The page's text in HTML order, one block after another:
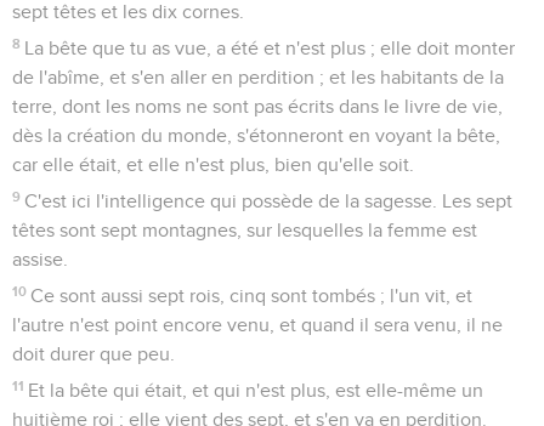
sept têtes et les dix cornes.
8 La bête que tu as vue, a été et n'est plus ; elle doit monter
de l'abîme, et s'en aller en perdition ; et les habitants de la
terre, dont les noms ne sont pas écrits dans le livre de vie,
dès la création du monde, s'étonneront en voyant la bête,
car elle était, et elle n'est plus, bien qu'elle soit.
9 C'est ici l'intelligence qui possède de la sagesse. Les sept
têtes sont sept montagnes, sur lesquelles la femme est
assise.
10 Ce sont aussi sept rois, cinq sont tombés ; l'un vit, et
l'autre n'est point encore venu, et quand il sera venu, il ne
doit durer que peu.
11 Et la bête qui était, et qui n'est plus, est elle-même un
huitième roi ; elle vient des sept, et s'en va en perdition.